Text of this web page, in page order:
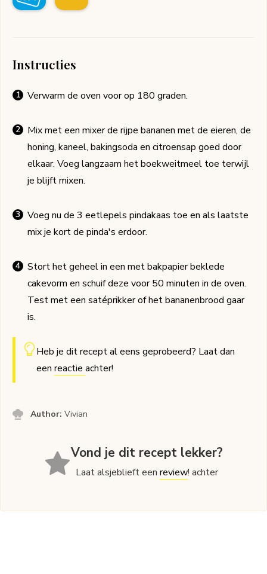
Instructies
Verwarm de oven voor op 180 graden.
Mix met een mixer de rijpe bananen met de eieren, de
honing, kaneel, bakingsoda en citroensap goed door
elkaar. Voeg langzaam het boekweitmeel toe terwijl
je blijft mixen.
Voeg nu de 3 eetlepels pindakaas toe en als laatste
mix je kort de pinda's erdoor.
Stort het geheel in een met bakpapier beklede
cakevorm en schuif deze voor 50 minuten in de oven.
Test met een satéprikker of het bananenbrood gaar
is.
Heb je dit recept al eens geprobeerd? Laat dan
een reactie achter!
Author:Vivian
Vond je dit recept lekker?
Laat alsjeblieft eenreview! achter